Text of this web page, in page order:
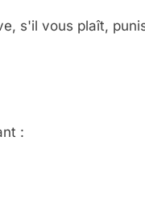
s'il vous plaît,
: